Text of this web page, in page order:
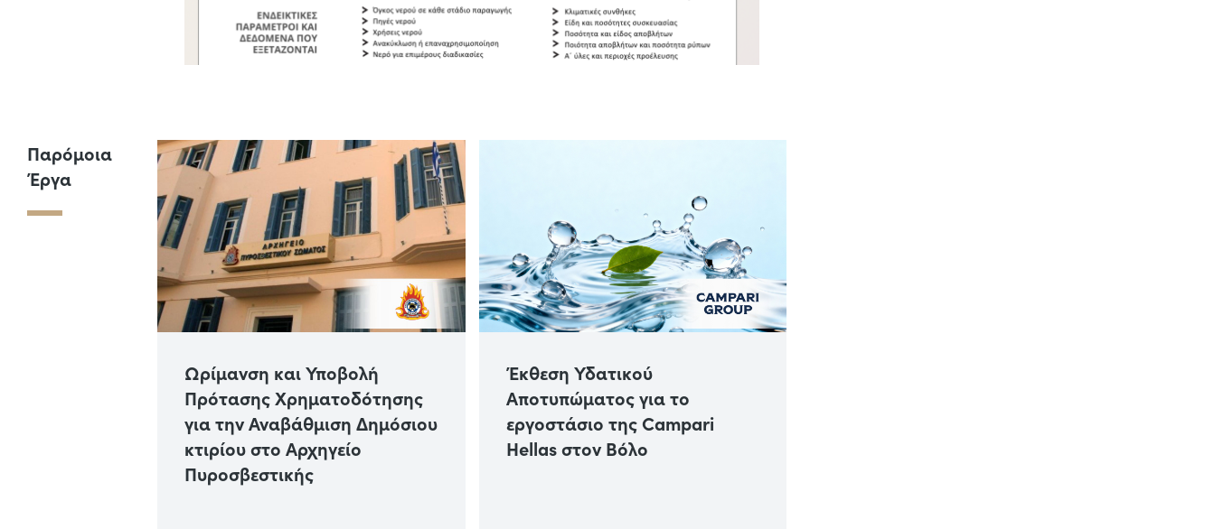
Παρόμοια
Έργα
Ωρίμανση και Υποβολή
Πρότασης Χρηματοδότησης
για την Αναβάθμιση Δημόσιου
κτιρίου στο Αρχηγείο
Πυροσβεστικής
Έκθεση Υδατικού
Αποτυπώματος για το
εργοστάσιο της Campari
Hellas στον Βόλο